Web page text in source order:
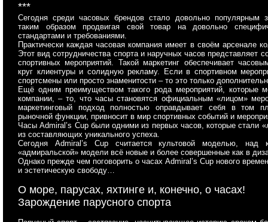
***
Сегодня среди часовых брендов стало довольно популярным
таким образом продвигая свой товар на довольно
стандартами и требованиями.
Практически каждая часовая компания имеет в своём арсенале
Этот вид сотрудничества спорта и наручных часов представляет
спортивных мероприятий. Такой маркетинг обеспечивает
круг клиентуры и солидную рекламу. Если в спортивном
спортсмены или просто знаменитости – то это только
Ещё одним преимуществом такого рода мероприятий, которые
компании, – то, что часы становятся официальным «лицом»
маркетинговый подход полностью оправдывает себя в том
рыночной функции, привносит в мир спортивных событий и
Часы Admiral’s Cup были одними из первых часов, которые стали
из составляющих уникального успеха.
Сегодня Admiral’s Cup считается культовой моделью, над
«адмиральской» модели всё новые и более совершенные как в
Однако прежде чем поговорить о часах Admiral’s Cup нового
и эстетическую свободу…
О море, парусах, яхтинге и, конечно, о часах!
Зарождение парусного спорта